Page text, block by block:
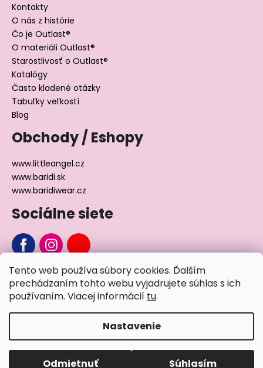
Tento web používa súbory cookies. Ďalším
prechádzaním tohto webu vyjadrujete súhlas s ich
používaním. Viacej informácií tu.
Nastavenie
Odmietnuť Súhlasím
Kontakty
O nás z histórie
Čo je Outlast®
O materiáli Outlast®
Starostlivosť o Outlast®
Katalógy
Často kladené otázky
Tabuľky veľkostí
Blog
Obchody / Eshopy
www.littleangel.cz
www.baridi.sk
www.baridiwear.cz
Sociálne siete
Chcete sa nás na niečo opýtať?
Vytvoril Shoptet
Copyright 2026Little Angel® . Všetky práva vyhradené.